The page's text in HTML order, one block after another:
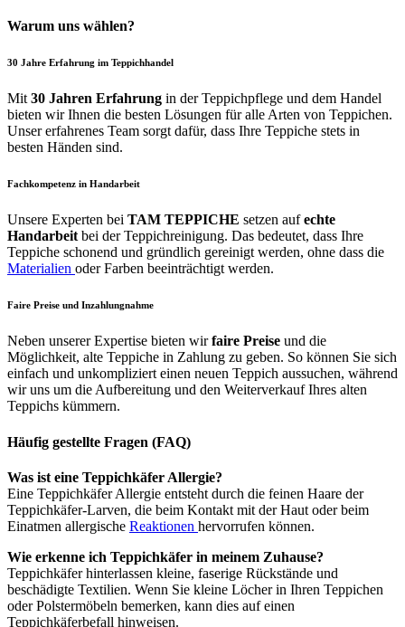
Warum uns wählen?
30 Jahre Erfahrung im Teppichhandel
Mit 30 Jahren Erfahrung in der Teppichpflege und dem Handel
bieten wir Ihnen die besten Lösungen für alle Arten von Teppichen.
Unser erfahrenes Team sorgt dafür, dass Ihre Teppiche stets in
besten Händen sind.
Fachkompetenz in Handarbeit
Unsere Experten bei TAM TEPPICHE setzen aufechte
Handarbeit bei der Teppichreinigung. Das bedeutet, dass Ihre
Teppiche schonend und gründlich gereinigt werden, ohne dass die
Materialien oder Farben beeinträchtigt werden.
Faire Preise und Inzahlungnahme
Neben unserer Expertise bieten wirfaire Preise und die
Möglichkeit, alte Teppiche in Zahlung zu geben. So können Sie sich
einfach und unkompliziert einen neuen Teppich aussuchen, während
wir uns um die Aufbereitung und den Weiterverkauf Ihres alten
Teppichs kümmern.
Häufig gestellte Fragen (FAQ)
Was ist eine Teppichkäfer Allergie?
Eine Teppichkäfer Allergie entsteht durch die feinen Haare der
Teppichkäfer-Larven, die beim Kontakt mit der Haut oder beim
Einatmen allergische Reaktionen hervorrufen können.
Wie erkenne ich Teppichkäfer in meinem Zuhause?
Teppichkäfer hinterlassen kleine, faserige Rückstände und
beschädigte Textilien. Wenn Sie kleine Löcher in Ihren Teppichen
oder Polstermöbeln bemerken, kann dies auf einen
Teppichkäferbefall hinweisen.